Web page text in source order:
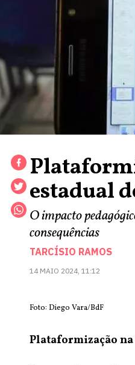
estadual
O impacto
consequências
TARCÍSIO RAMOS
14 MAIO 2024, 11:12
Foto: Diego Vara/BdF
Plataformização